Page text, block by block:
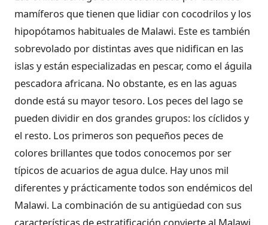
mamíferos que tienen que lidiar con cocodrilos y los
hipopótamos habituales de Malawi. Este es también
sobrevolado por distintas aves que nidifican en las
islas y están especializadas en pescar, como el águila
pescadora africana. No obstante, es en las aguas
donde está su mayor tesoro. Los peces del lago se
pueden dividir en dos grandes grupos: los cíclidos y
el resto. Los primeros son pequeños peces de
colores brillantes que todos conocemos por ser
típicos de acuarios de agua dulce. Hay unos mil
diferentes y prácticamente todos son endémicos del
Malawi. La combinación de su antigüedad con sus